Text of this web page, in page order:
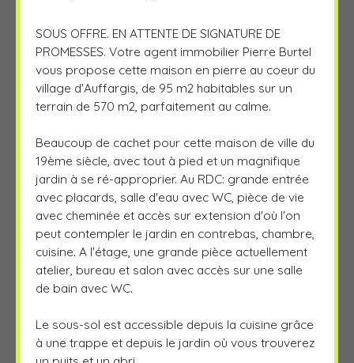
SOUS OFFRE. EN ATTENTE DE SIGNATURE DE
PROMESSES. Votre agent immobilier Pierre Burtel
vous propose cette maison en pierre au coeur du
village d'Auffargis, de 95 m2 habitables sur un
terrain de 570 m2, parfaitement au calme.
Beaucoup de cachet pour cette maison de ville du
19ème siècle, avec tout à pied et un magnifique
jardin à se ré-approprier. Au RDC: grande entrée
avec placards, salle d'eau avec WC, pièce de vie
avec cheminée et accès sur extension d'où l'on
peut contempler le jardin en contrebas, chambre,
cuisine. A l'étage, une grande pièce actuellement
atelier, bureau et salon avec accès sur une salle
de bain avec WC.
Le sous-sol est accessible depuis la cuisine grâce
à une trappe et depuis le jardin où vous trouverez